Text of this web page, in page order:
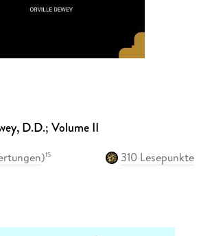
D.D.; Volume II
)15
310 Lesepunkte